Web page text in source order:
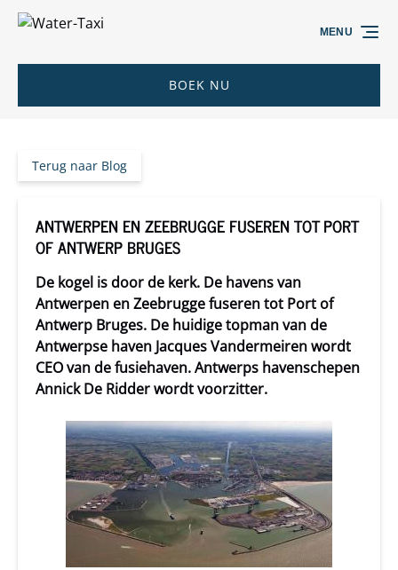
Ga naar de primaire navigatie
Ga naar inhoud
Ga naar voettekst
BOEK NU
MENU
Terug naar Blog
ANTWERPEN EN ZEEBRUGGE FUSEREN TOT PORT
OF ANTWERP BRUGES
De kogel is door de kerk. De havens van
Antwerpen en Zeebrugge fuseren tot Port of
Antwerp Bruges. De huidige topman van de
Antwerpse haven Jacques Vandermeiren wordt
CEO van de fusiehaven. Antwerps havenschepen
Annick De Ridder wordt voorzitter.